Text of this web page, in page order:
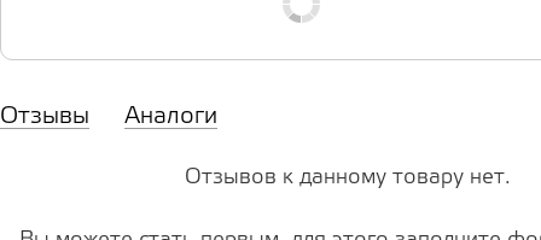
Отзывы Аналоги
Отзывов к данному товару нет.